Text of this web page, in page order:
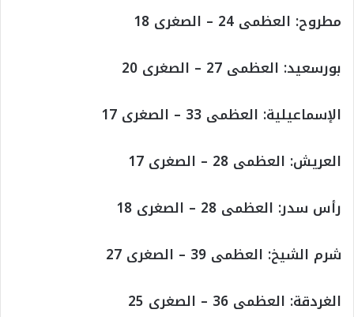
مطروح: العظمى 24 – الصغرى 18
بورسعيد: العظمى 27 – الصغرى 20
الإسماعيلية: العظمى 33 – الصغرى 17
العريش: العظمى 28 – الصغرى 17
رأس سدر: العظمى 28 – الصغرى 18
شرم الشيخ: العظمى 39 – الصغرى 27
الغردقة: العظمى 36 – الصغرى 25